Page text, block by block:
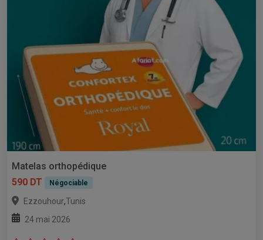
Matelas orthopédique
590 DT
Négociable
Ezzouhour,Tunis
24 mai 2026